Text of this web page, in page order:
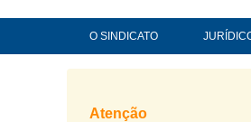
O SINDICATO
Atenção